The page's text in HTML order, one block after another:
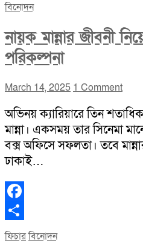
বিনোদন
নায়ক মান্নার জীবনী
পরিকল্পনা
March 14, 2025 1 Comment
অভিনয় ক্যারিয়ারে তিন
মান্না। একসময় তার সিনেমা
বক্স অফিসে সফলতা। তবে
ঢাকাই…
Facebook
Share
ফিচারবিনোদন